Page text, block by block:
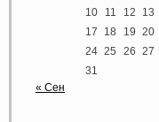
10
11 12 13
17
18 19 20
24 25 26 27
31
« Сен